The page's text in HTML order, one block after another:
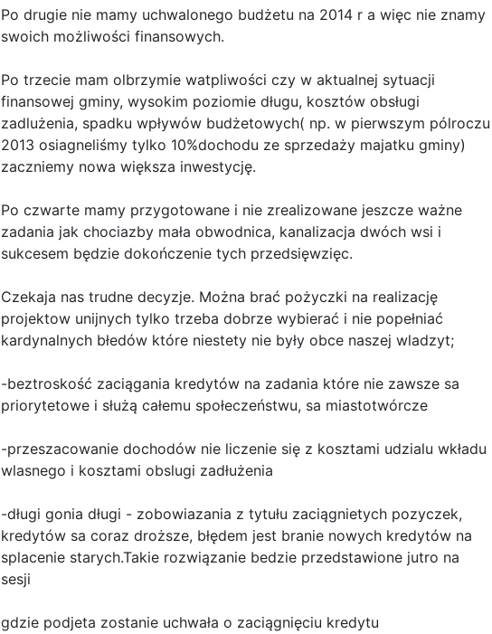
Po drugie nie mamy uchwalonego budżetu na 2014 r a więc nie znamy
swoich możliwości finansowych.
Po trzecie mam olbrzymie watpliwości czy w aktualnej sytuacji
finansowej gminy, wysokim poziomie długu, kosztów obsługi
zadlużenia, spadku wpływów budżetowych( np. w pierwszym pólroczu
2013 osiagneliśmy tylko 10%dochodu ze sprzedaży majatku gminy)
zaczniemy nowa większa inwestycję.
Po czwarte mamy przygotowane i nie zrealizowane jeszcze ważne
zadania jak chociazby mała obwodnica, kanalizacja dwóch wsi i
sukcesem będzie dokończenie tych przedsięwzięc.
Czekaja nas trudne decyzje. Można brać pożyczki na realizację
projektow unijnych tylko trzeba dobrze wybierać i nie popełniać
kardynalnych błedów które niestety nie były obce naszej wladzyt;
-beztroskość zaciągania kredytów na zadania które nie zawsze sa
priorytetowe i służą całemu społeczeństwu, sa miastotwórcze
-przeszacowanie dochodów nie liczenie się z kosztami udzialu wkładu
wlasnego i kosztami obslugi zadłużenia
-długi gonia długi - zobowiazania z tytułu zaciągnietych pozyczek,
kredytów sa coraz droższe, błędem jest branie nowych kredytów na
splacenie starych.Takie rozwiązanie bedzie przedstawione jutro na
sesji
gdzie podjeta zostanie uchwała o zaciągnięciu kredytu